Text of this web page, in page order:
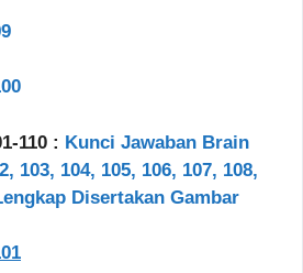
110 : Kunci Jawaban Brain
103, 104, 105, 106, 107, 108,
Disertakan Gambar